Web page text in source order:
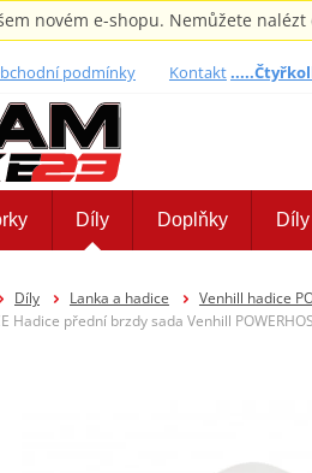
novém e-shopu. Nemůžete
podmínky Kontakt
Díly Doplňky
Díly Lanka a hadice Venhill hadice
Hadice přední brzdy sada Venhill